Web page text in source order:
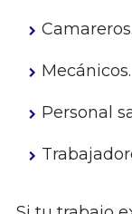
Camareros.
Mecánicos.
Personal